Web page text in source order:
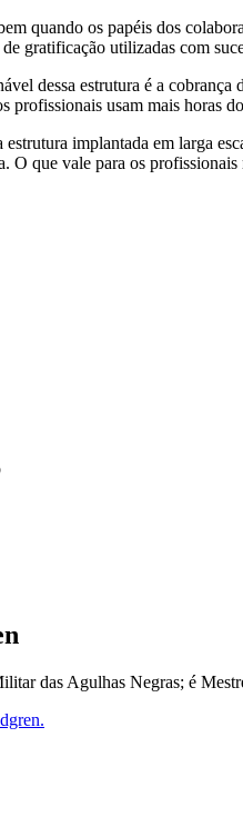
quando os papéis dos
gratificação utilizadas com
dessa estrutura é a
profissionais usam mais horas
implantada em larga
O que vale para os
das Agulhas Negras; é